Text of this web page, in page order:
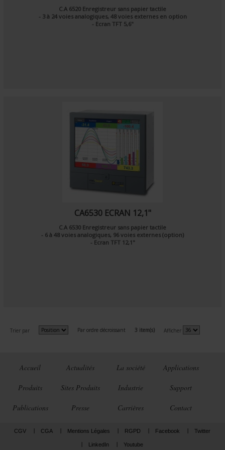
C.A 6520 Enregistreur sans papier tactile
- 3 à 24 voies analogiques, 48 voies externes en option
- Ecran TFT 5,6"
CA6530 ECRAN 12,1"
C.A 6530 Enregistreur sans papier tactile
- 6 à 48 voies analogiques, 96 voies externes (option)
- Ecran TFT 12,1"
Trier par Par ordre décroissant 3 item(s) Afficher
Accueil Actualités La société Applications
Produits Sites Produits Industrie Support
Publications Presse Carrières Contact
CGV CGA Mentions Légales RGPD Facebook Twitter
LinkedIn Youtube